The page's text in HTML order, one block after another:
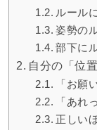
ルール
姿勢の
部下に
自分の「位置
「お願
「あれ
正しい